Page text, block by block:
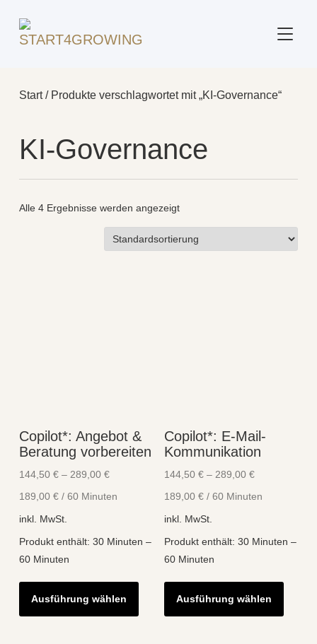
Start/ Produkte verschlagwortet mit „KI‑Governance“
KI‑Governance
Alle 4 Ergebnisse werden angezeigt
Copilot*: Angebot &
Beratung vorbereiten
144,50 €– 289,00 €
189,00 €/ 60 Minuten
inkl. MwSt.
Produkt enthält: 30 Minuten –
60 Minuten
Ausführung wählen
Dieses
Produkt
weist
Copilot*: E-Mail-
Kommunikation
144,50 €– 289,00 €
189,00 €/ 60 Minuten
inkl. MwSt.
Produkt enthält: 30 Minuten –
60 Minuten
Ausführung wählen
weist